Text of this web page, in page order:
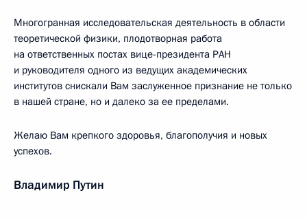
Многогранная исследовательская деятельность в области
теоретической физики, плодотворная работа
на ответственных постах вице-президента РАН
и руководителя одного из ведущих академических
институтов снискали Вам заслуженное признание не только
в нашей стране, но и далеко за ее пределами.
Желаю Вам крепкого здоровья, благополучия и новых
успехов.
Владимир Путин